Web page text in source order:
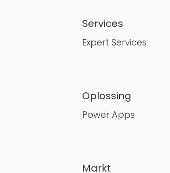
Services
Expert Services
Oplossing
Power Apps
Markt